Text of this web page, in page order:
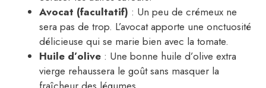
Avocat (facultatif) : Un peu de crémeux ne
sera pas de trop. L’avocat apporte une onctuosité
délicieuse qui se marie bien avec la tomate.
Huile d’olive : Une bonne huile d’olive extra
vierge rehaussera le goût sans masquer la